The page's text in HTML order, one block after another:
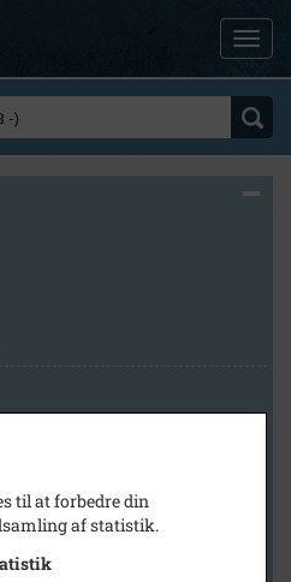
til at forbedre din
af statistik.